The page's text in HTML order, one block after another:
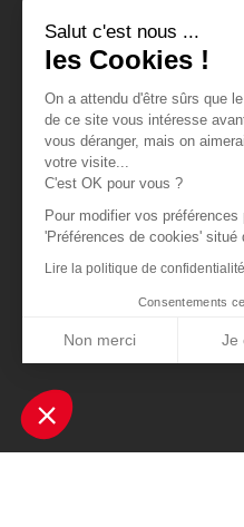
Salut c'est nous ...
les Cookies !
On a attendu d'être sûrs que
de ce site vous intéresse
vous déranger, mais on
votre visite...
C'est OK pour vous ?
Pour modifier vos
'Préférences de cookies' situé
Lire la politique de confidentialité
Consentements
Non merci Je
Notre plateforme vous permet
On
CGU